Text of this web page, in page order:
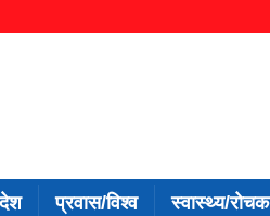
प्रवास/विश्व स्वास्थ्य/रोचक